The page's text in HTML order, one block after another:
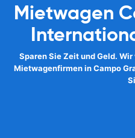
Mietwagen
Sparen Sie Zeit und Geld.
Mietwagenfirmen in Campo